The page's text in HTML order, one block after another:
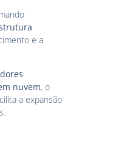
e a
nuvem, o
a expansão